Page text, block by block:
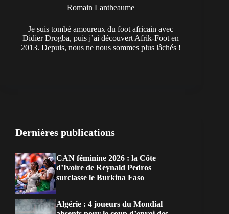
Romain Lantheaume
Je suis tombé amoureux du foot africain avec
Didier Drogba, puis j’ai découvert Afrik-Foot en
2013. Depuis, nous ne nous sommes plus lâchés !
Dernières publications
CAN féminine 2026 : la Côte
d’Ivoire de Reynald Pedros
surclasse le Burkina Faso
Algérie : 4 joueurs du Mondial